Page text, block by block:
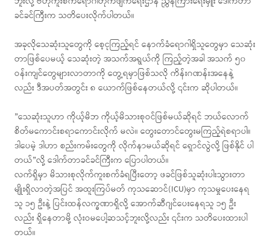
ခင်ခင်ကြီးက သတိပေးလိုက်ပါတယ်။
အခုလိုသေဆုံးသူတွေကို စေ့ငုကြည့်ရင် နောက်ခံရောဂါရှိသူတွေမှာ သေဆုံး
တာဖြစ်ပေမယ့် သေဆုံးတဲ့ အသက်အရွယ်ကို ကြည့်တဲ့အခါ အသက် ၅၀
ဝန်းကျင်တွေများလာတာကို တွေ့ရမှာဖြစ်သလို ကိန်းဂဏန်းအနေနဲ့
လည်း ဒီအပတ်အတွင်း ၈ ယောက်ဖြစ်နေတယ်လို့ ၎င်းက ဆိုပါတယ်။
”သေဆုံးသူဟာ ကိုယ့်မိဘ ကိုယ့်မိသားစုဝင်ဖြစ်မယ်ဆိုရင် ဘယ်လောက်
စိတ်မကောင်းစရာကောင်းလိုက် မလဲ။ တွေးတောင်တွေးမကြည့်ရဲစရာပါ။
ဒါပေမဲ့ ဒါဟာ စည်းကမ်းတွေကို လိုက်နာမယ်ဆိုရင် ရှောင်လွဲလို့ ဖြစ်နိုင် ပါ
တယ်”လို့ ဒေါက်တာခင်ခင်ကြီးက ပြောပါတယ်။
လက်ရှိမှာ မိသားစုလိုက်ကူးစက်ခံရပြီးတော့ ဖခင်ဖြစ်သူဆုံးပါးသွားတာ
မျိုးရှိလာတဲ့အပြင် အထူးကြပ်မတ် ကုသဆောင်(ICU)မှာ ကုသမှုပေးနေရ
သူ ၁၅ ဦးနဲ့ ပြင်းထန်လက္ခဏာရှိလို့ အောက်ဆီဂျင်ပေးနေရသူ ၁၅ ဦး
လည်း ရှိနေတာမို့ လုံးဝမပေါ့ဆသင့်ဘူးလို့လည်း ၎င်းက သတိပေးထားပါ
တယ်။